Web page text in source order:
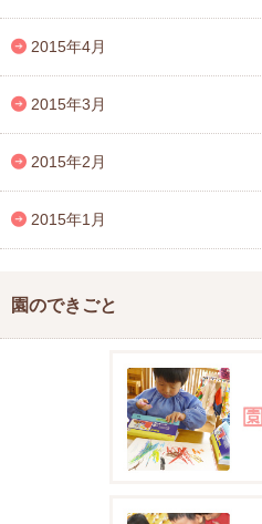
2015年4月
2015年3月
2015年2月
2015年1月
園のできごと